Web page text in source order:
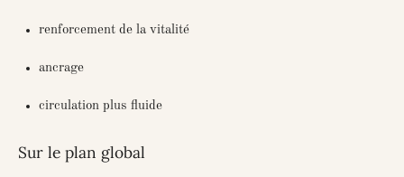
renforcement de la vitalité
ancrage
circulation plus fluide
Sur le plan global